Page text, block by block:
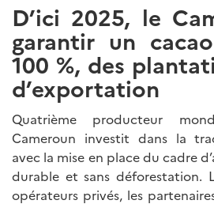
D’ici 2025, le
garantir un
100 %, des
d’exportation
Quatrième producteur
Cameroun investit dans la
avec la mise en place du cadre
durable et sans déforestation.
opérateurs privés, les